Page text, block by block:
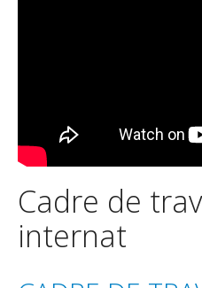
Cadre de
internat